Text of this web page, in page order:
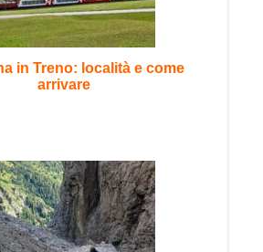
in Treno: località e come
arrivare